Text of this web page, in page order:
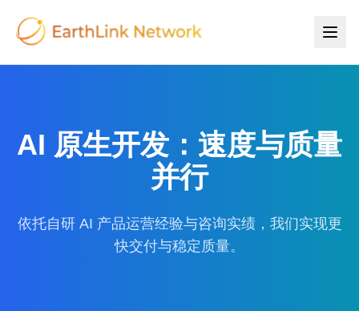
AI 原生开发：速度与质量
并行
依托自研 AI 产品运营经验与咨询实绩，我们实现更
快交付与稳定质量。